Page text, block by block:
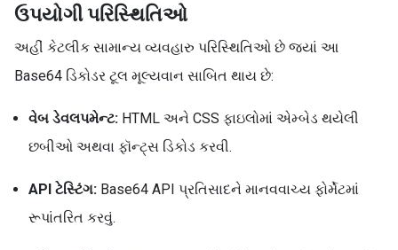
ઉપયોગી પરિસ્થિતિઓ
અહીં કેટલીક સામાન્ય વ્યવહારુ પરિસ્થિતિઓ છે જ્યાં આ
Base64 ડિકોડર ટૂલ મૂલ્યવાન સાબિત થાય છે:
વેબ ડેવલપમેન્ટ: HTML અને CSS ફાઇલોમાં એમ્બેડ થયેલી
છબીઓ અથવા ફૉન્ટ્સ ડિકોડ કરવી.
API ટેસ્ટિંગ: Base64 API પ્રતિસાદને માનવવાચ્ય ફોર્મેટમાં
રૂપાંતરિત કરવું.